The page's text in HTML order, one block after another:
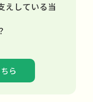
えしている当
ら